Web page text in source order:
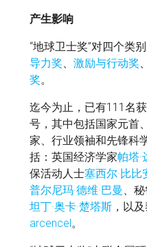
产生影响
“地球卫士奖”对四个类
导力奖、 激励与行动奖、
奖。
迄今为止，已有111名
号，其中包括国家元首
家、行业领袖和先锋科
括：英国经济学家帕塔
保活动人士塞西尔·比比
普尔尼玛·德维·巴曼 、
坦丁·奥卡·楚塔斯，以
arcencel。